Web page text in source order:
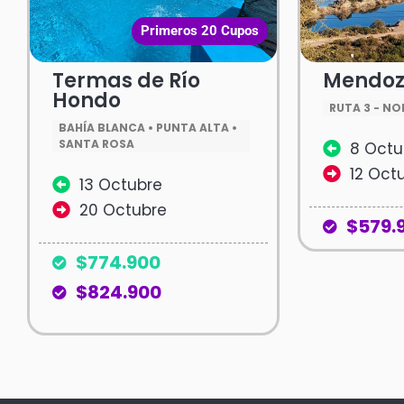
Termas de Río
Hondo
BAHÍA BLANCA • PUNTA ALTA •
SANTA ROSA
13 Octubre
20 Octubre
$774.900
$824.900
Primeros 20 Cupos
RUTA 3 -
8
12